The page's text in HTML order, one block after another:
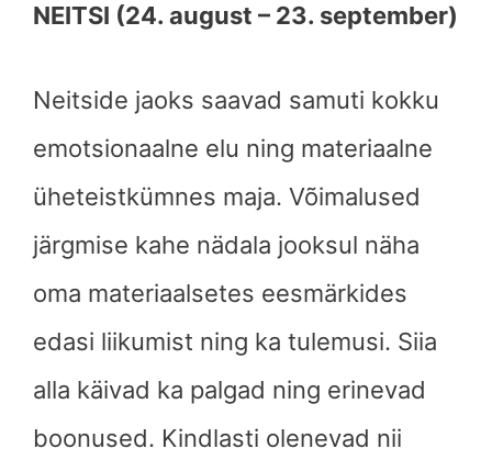
NEITSI (24. august – 23. september)
Neitside jaoks saavad samuti kokku
emotsionaalne elu ning materiaalne
üheteistkümnes maja. Võimalused
järgmise kahe nädala jooksul näha
oma materiaalsetes eesmärkides
edasi liikumist ning ka tulemusi. Siia
alla käivad ka palgad ning erinevad
boonused. Kindlasti olenevad nii